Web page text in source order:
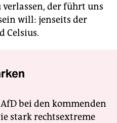
der führt uns
will: jenseits der
Celsius.
bei den kommenden
stark rechtsextreme